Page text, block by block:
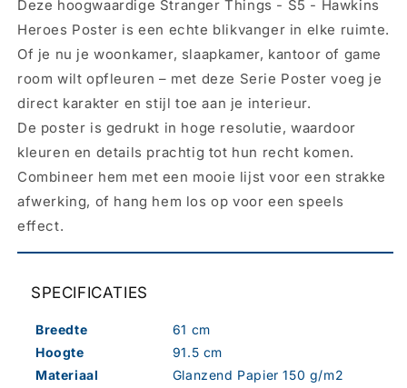
-
S5
Hawkins
Heroes
61x91,5cm
-
S5
Hawkins
Heroes
61x91,5cm
Deze hoogwaardige Stranger Things - S5 - Hawkins
Heroes Poster is een echte blikvanger in elke ruimte.
Of je nu je woonkamer, slaapkamer, kantoor of game
room wilt opfleuren – met deze Serie Poster voeg je
direct karakter en stijl toe aan je interieur.
De poster is gedrukt in hoge resolutie, waardoor
kleuren en details prachtig tot hun recht komen.
Combineer hem met een mooie lijst voor een strakke
afwerking, of hang hem los op voor een speels
effect.
SPECIFICATIES
Breedte
61 cm
Hoogte
91.5 cm
Materiaal
Glanzend Papier 150 g/m2